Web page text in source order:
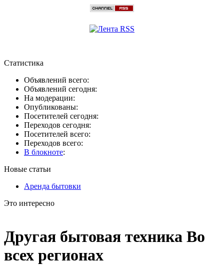
Статистика
Объявлений всего:
Объявлений сегодня:
На модерации:
Опубликованы:
Посетителей сегодня:
Переходов сегодня:
Посетителей всего:
Переходов всего:
В блокноте:
Новые статьи
Аренда бытовки
Это интересно
Другая бытовая техника Во
всех регионах